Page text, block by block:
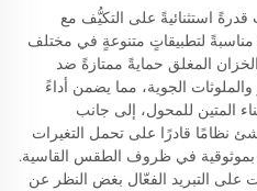
استثنائيةً على التكيُّف مع
مناسبةً لتطبيقاتٍ متنوعةٍ في مختلف
المغلق حمايةً ممتازةً ضد
والملوثات الجوية، مما يضمن أداءً
المتين للمحول، إلى جانب
نظامًا قادرًا على تحمل التغيرات
بموثوقية في ظروف الطقس القاسية.
على التبريد الفعّال بغض النظر عن